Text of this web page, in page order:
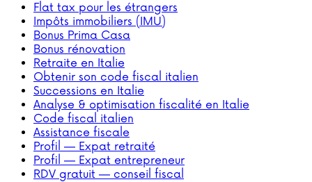
Flat tax pour les étrangers
Impôts immobiliers (IMU)
Bonus Prima Casa
Bonus rénovation
Retraite en Italie
Obtenir son code fiscal italien
Successions en Italie
Analyse & optimisation fiscalité en Italie
Code fiscal italien
Assistance fiscale
Profil — Expat retraité
Profil — Expat entrepreneur
RDV gratuit — conseil fiscal